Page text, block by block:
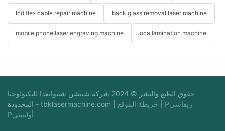
lcd flex cable repair machine back glass removal laser machine
mobile phone laser engraving machine oca lamination machine
حقوق الطبع والنشر © 2024 شركة شنتشن شينوانغدا للتكنولوجيا
المحدودة - tbklasermachine.com
Pريفاسي
Pأوليسي